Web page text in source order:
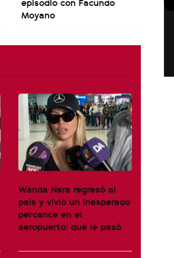
Moyano
Wanda Nara regresó al
país y vivió un inesperado
percance en el
aeropuerto: qué le pasó